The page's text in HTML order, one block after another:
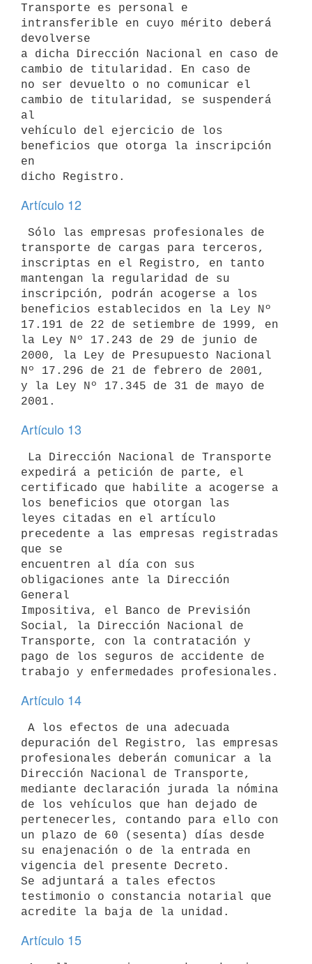
Transporte es personal e
intransferible en cuyo mérito deberá
devolverse
a dicha Dirección Nacional en caso de
cambio de titularidad. En caso de
no ser devuelto o no comunicar el
cambio de titularidad, se suspenderá
al
vehículo del ejercicio de los
beneficios que otorga la inscripción
en
Artículo 12
transporte de cargas para terceros,
inscriptas en el Registro, en tanto
mantengan la regularidad de su
inscripción, podrán acogerse a los
beneficios establecidos en la Ley Nº
17.191 de 22 de setiembre de 1999, en
la Ley Nº 17.243 de 29 de junio de
2000, la Ley de Presupuesto Nacional
Nº 17.296 de 21 de febrero de 2001,
y la Ley Nº 17.345 de 31 de mayo de
Artículo 13
expedirá a petición de parte, el
certificado que habilite a acogerse a
los beneficios que otorgan las
leyes citadas en el artículo
precedente a las empresas registradas
que se
encuentren al día con sus
obligaciones ante la Dirección
General
Impositiva, el Banco de Previsión
Social, la Dirección Nacional de
Transporte, con la contratación y
pago de los seguros de accidente de
Artículo 14
depuración del Registro, las empresas
profesionales deberán comunicar a la
Dirección Nacional de Transporte,
mediante declaración jurada la nómina
de los vehículos que han dejado de
pertenecerles, contando para ello con
un plazo de 60 (sesenta) días desde
su enajenación o de la entrada en
vigencia del presente Decreto.
Se adjuntará a tales efectos
testimonio o constancia notarial que
Artículo 15